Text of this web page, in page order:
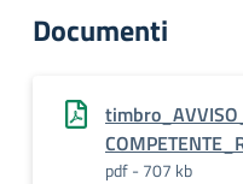
Documenti
pdf - 707 kb